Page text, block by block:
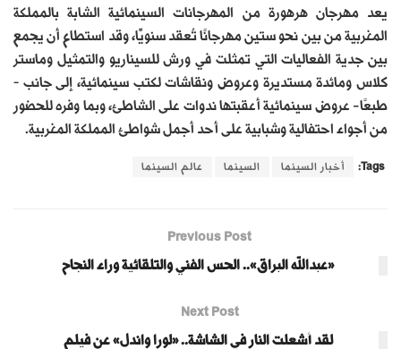
يعد مهرجان هرهورة من المهرجانات السينمائية الشابة بالمملكة
المغربية من بين نحو ستين مهرجانًا تُعقد سنويًّا، وقد استطاع أن يجمع
بين جدية الفعاليات التي تمثلت في ورش للسيناريو والتمثيل وماستر
كلاس ومائدة مستديرة وعروض ونقاشات لكتب سينمائية، إلى جانب –
طبعًا- عروض سينمائية أعقبتها ندوات على الشاطئ، وبما وفره للحضور
من أجواء احتفالية وشبابية على أحد أجمل شواطئ المملكة المغربية.
Tags: أخبار السينما السينما عالم السينما
Previous Post
«عبدالله البراق».. الحس الفني والتلقائية وراء النجاح
Next Post
لقد أشعلت النار في الشاشة.. «لورا واندل» عن فيلم